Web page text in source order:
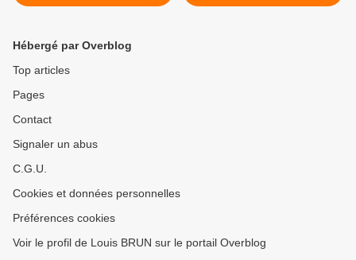
Hébergé par Overblog
Top articles
Pages
Contact
Signaler un abus
C.G.U.
Cookies et données personnelles
Préférences cookies
Voir le profil de Louis BRUN sur le portail Overblog